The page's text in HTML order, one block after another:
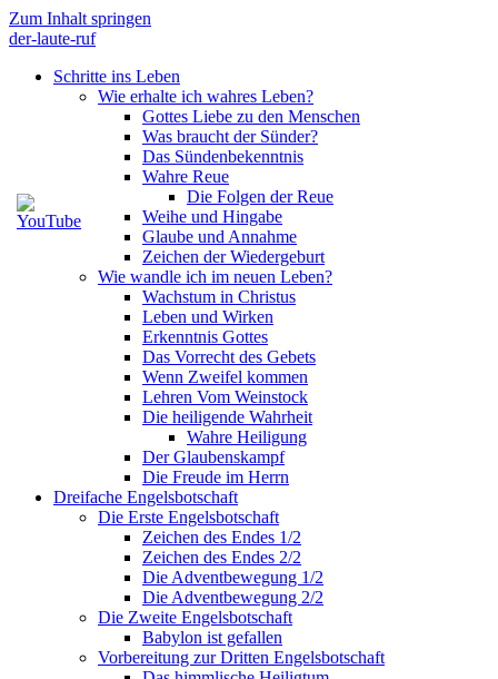
Zum Inhalt springen
der-laute-ruf
Schritte ins Leben
Wie erhalte ich wahres Leben?
Gottes Liebe zu den Menschen
Was braucht der Sünder?
Das Sündenbekenntnis
Wahre Reue
Die Folgen der Reue
Weihe und Hingabe
Glaube und Annahme
Zeichen der Wiedergeburt
Wie wandle ich im neuen Leben?
Wachstum in Christus
Leben und Wirken
Erkenntnis Gottes
Das Vorrecht des Gebets
Wenn Zweifel kommen
Lehren Vom Weinstock
Die heiligende Wahrheit
Wahre Heiligung
Der Glaubenskampf
Die Freude im Herrn
Dreifache Engelsbotschaft
Die Erste Engelsbotschaft
Zeichen des Endes 1/2
Zeichen des Endes 2/2
Die Adventbewegung 1/2
Die Adventbewegung 2/2
Die Zweite Engelsbotschaft
Babylon ist gefallen
Vorbereitung zur Dritten Engelsbotschaft